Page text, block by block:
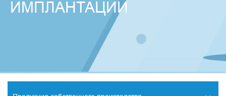
ИМПЛАНТАЦИИ